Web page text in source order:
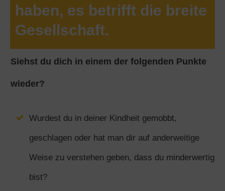
haben, es betrifft die breite
Gesellschaft.
Siehst du dich in einem der folgenden Punkte
wieder?
Wurdest du in deiner Kindheit gemobbt,
geschlagen oder hat man dir auf anderweitige
Weise zu verstehen geben, dass du minderwertig
bist?